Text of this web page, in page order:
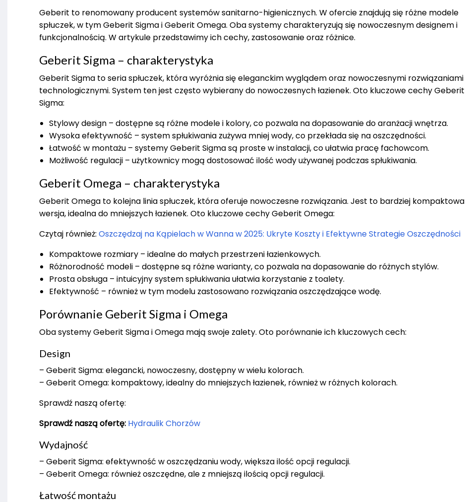
Geberit to renomowany producent systemów sanitarno-higienicznych. W ofercie znajdują się różne modele
spłuczek, w tym Geberit Sigma i Geberit Omega. Oba systemy charakteryzują się nowoczesnym designem i
funkcjonalnością. W artykule przedstawimy ich cechy, zastosowanie oraz różnice.
Geberit Sigma – charakterystyka
Geberit Sigma to seria spłuczek, która wyróżnia się eleganckim wyglądem oraz nowoczesnymi rozwiązaniami
technologicznymi. System ten jest często wybierany do nowoczesnych łazienek. Oto kluczowe cechy Geberit
Sigma:
Stylowy design – dostępne są różne modele i kolory, co pozwala na dopasowanie do aranżacji wnętrza.
Wysoka efektywność – system spłukiwania zużywa mniej wody, co przekłada się na oszczędności.
Łatwość w montażu – systemy Geberit Sigma są proste w instalacji, co ułatwia pracę fachowcom.
Możliwość regulacji – użytkownicy mogą dostosować ilość wody używanej podczas spłukiwania.
Geberit Omega – charakterystyka
Geberit Omega to kolejna linia spłuczek, która oferuje nowoczesne rozwiązania. Jest to bardziej kompaktowa
wersja, idealna do mniejszych łazienek. Oto kluczowe cechy Geberit Omega:
Czytaj również: Oszczędzaj na Kąpielach w Wanna w 2025: Ukryte Koszty i Efektywne Strategie Oszczędności
Kompaktowe rozmiary – idealne do małych przestrzeni łazienkowych.
Różnorodność modeli – dostępne są różne warianty, co pozwala na dopasowanie do różnych stylów.
Prosta obsługa – intuicyjny system spłukiwania ułatwia korzystanie z toalety.
Efektywność – również w tym modelu zastosowano rozwiązania oszczędzające wodę.
Porównanie Geberit Sigma i Omega
Oba systemy Geberit Sigma i Omega mają swoje zalety. Oto porównanie ich kluczowych cech:
Design
– Geberit Sigma: elegancki, nowoczesny, dostępny w wielu kolorach.
– Geberit Omega: kompaktowy, idealny do mniejszych łazienek, również w różnych kolorach.
Sprawdź naszą ofertę:
Sprawdź naszą ofertę: Hydraulik Chorzów
Wydajność
– Geberit Sigma: efektywność w oszczędzaniu wody, większa ilość opcji regulacji.
– Geberit Omega: również oszczędne, ale z mniejszą ilością opcji regulacji.
Łatwość montażu